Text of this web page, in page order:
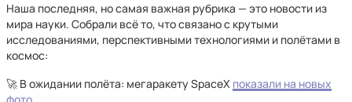
Наша последняя, но самая важная рубрика — это новости из
мира науки. Собрали всё то, что связано с крутыми
исследованиями, перспективными технологиями и полётами в
космос:
🚀 В ожидании полёта: мегаракету SpaceX показали на новых